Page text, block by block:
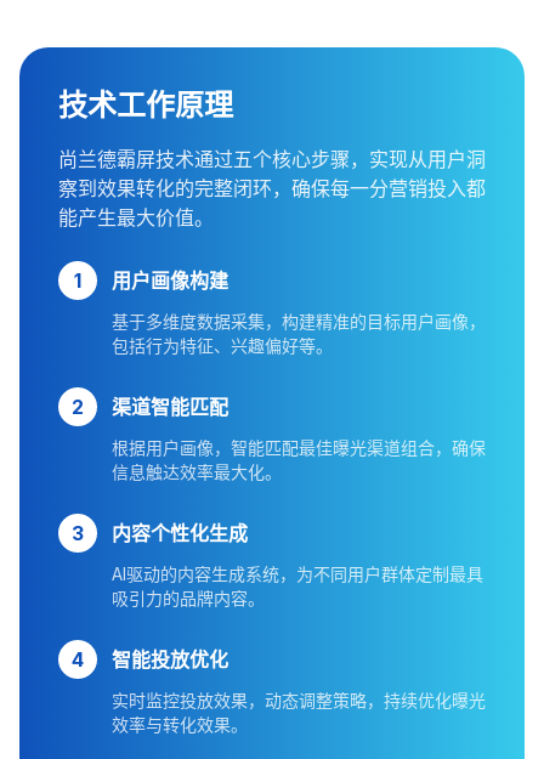
技术工作原理
尚兰德霸屏技术通过五个核心步骤，实现从用户洞
察到效果转化的完整闭环，确保每一分营销投入都
能产生最大价值。
1 用户画像构建
基于多维度数据采集，构建精准的目标用户画像，
包括行为特征、兴趣偏好等。
2 渠道智能匹配
根据用户画像，智能匹配最佳曝光渠道组合，确保
信息触达效率最大化。
3 内容个性化生成
AI驱动的内容生成系统，为不同用户群体定制最具
吸引力的品牌内容。
4 智能投放优化
实时监控投放效果，动态调整策略，持续优化曝光
效率与转化效果。